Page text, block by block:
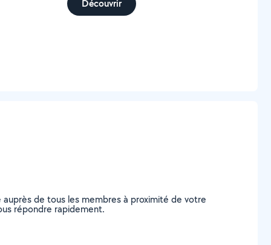
Découvrir
de tous les membres à proximité de votre
répondre rapidement.